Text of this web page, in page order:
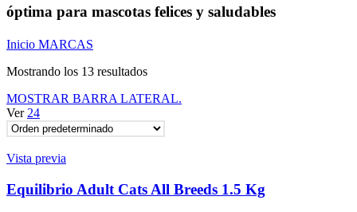
óptima para mascotas felices y saludables
Inicio MARCAS
Mostrando los 13 resultados
MOSTRAR BARRA LATERAL.
Ver 24
Vista previa
Equilibrio Adult Cats All Breeds 1.5 Kg